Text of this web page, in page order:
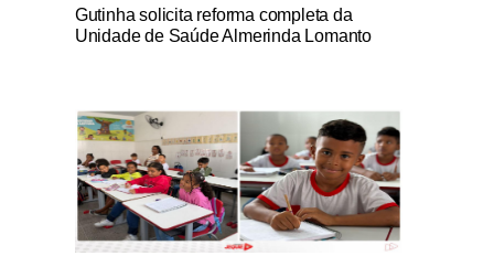
Notícias Católicas
Gutinha solicita reforma completa da
Unidade de Saúde Almerinda Lomanto